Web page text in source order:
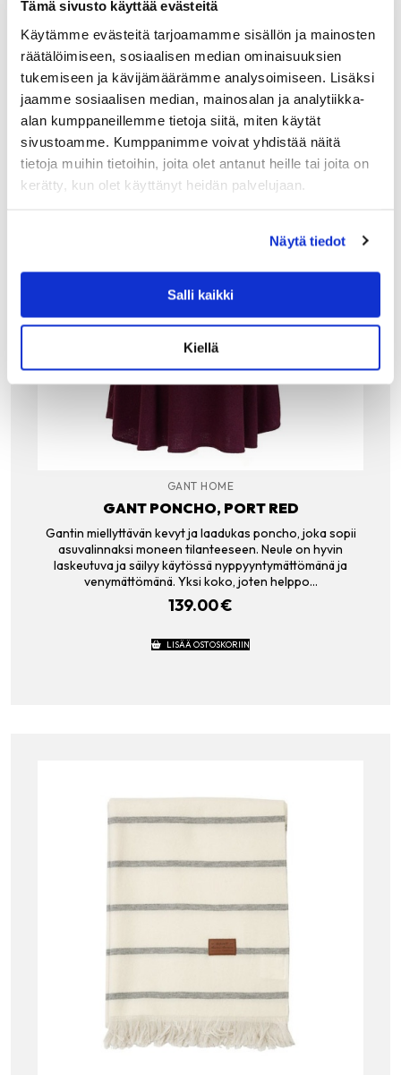
Tämä sivusto käyttää evästeitä
Käytämme evästeitä tarjoamamme sisällön ja mainosten
räätälöimiseen, sosiaalisen median ominaisuuksien
tukemiseen ja kävijämäärämme analysoimiseen. Lisäksi
jaamme sosiaalisen median, mainosalan ja analytiikka-
alan kumppaneillemme tietoja siitä, miten käytät
sivustoamme. Kumppanimme voivat yhdistää näitä
tietoja muihin tietoihin, joita olet antanut heille tai joita on
kerätty, kun olet käyttänyt heidän palvelujaan.
Näytä tiedot
Salli kaikki
Kiellä
LISÄÄ OSTOSKORIIN
GANT HOME
GANT PONCHO, PORT RED
Gantin miellyttävän kevyt ja laadukas poncho, joka sopii
asuvalinnaksi moneen tilanteeseen. Neule on hyvin
laskeutuva ja säilyy käytössä nyppyyntymättömänä ja
venymättömänä. Yksi koko, joten helppo…
139.00€
LISÄÄ OSTOSKORIIN